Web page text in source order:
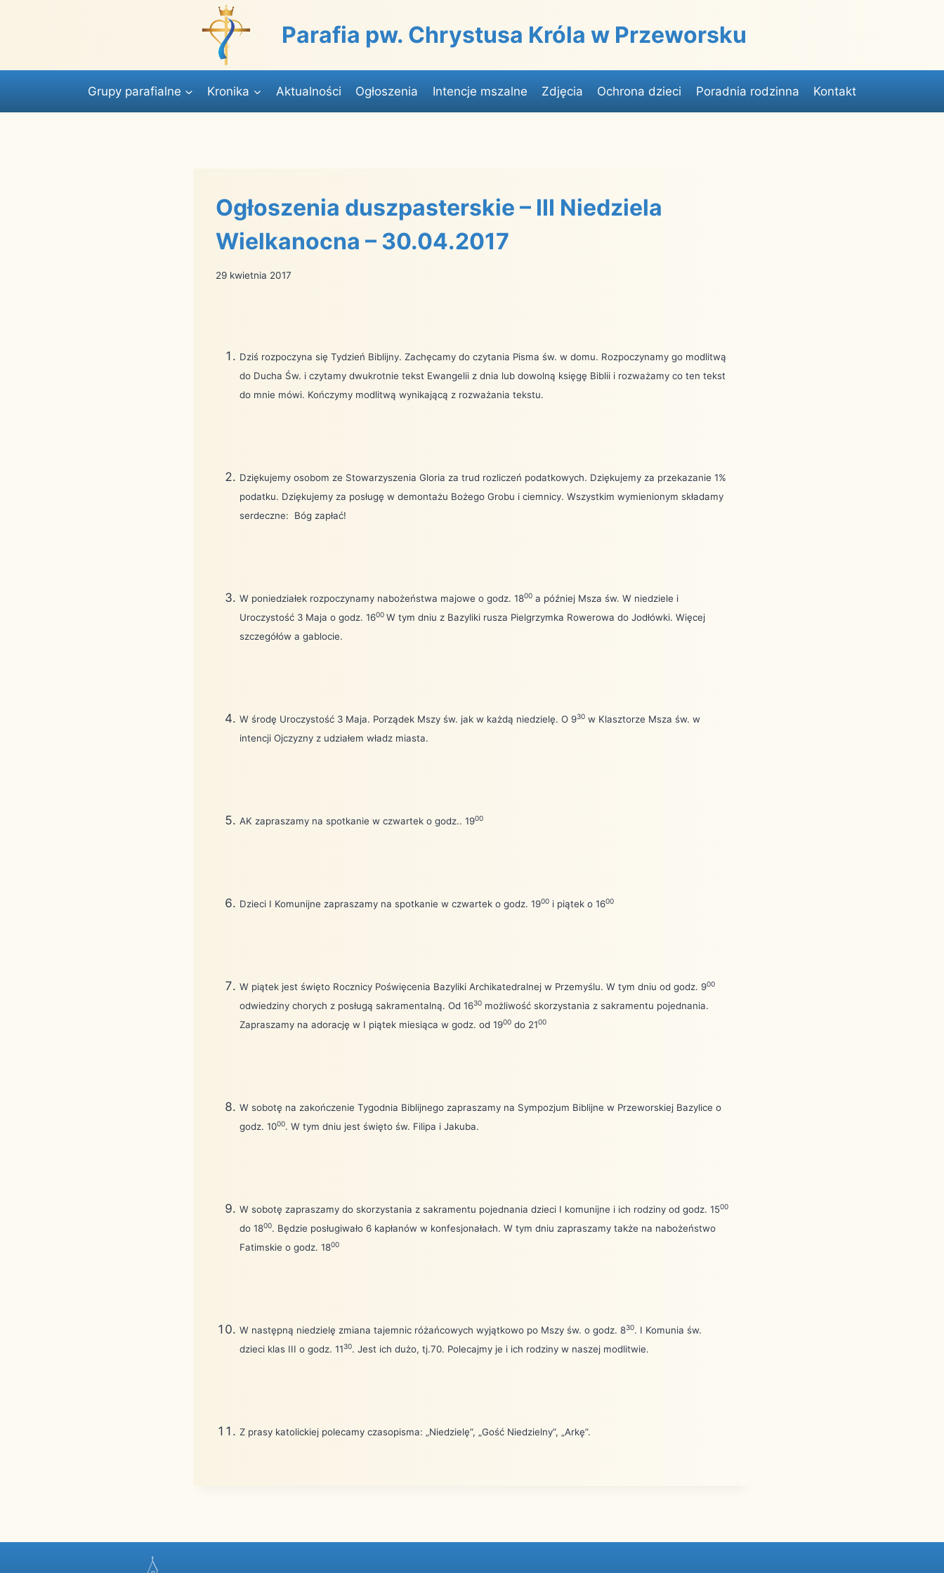
Parafia pw. Chrystusa Króla w Przeworsku
Grupy parafialne Kronika Aktualności Ogłoszenia Intencje mszalne Zdjęcia Ochrona dzieci Poradnia rodzinna Kontakt
Ogłoszenia duszpasterskie – III Niedziela
Wielkanocna – 30.04.2017
29 kwietnia 2017
Dziś rozpoczyna się Tydzień Biblijny. Zachęcamy do czytania Pisma św. w domu. Rozpoczynamy go modlitwą
do Ducha Św. i czytamy dwukrotnie tekst Ewangelii z dnia lub dowolną księgę Biblii i rozważamy co ten tekst
do mnie mówi. Kończymy modlitwą wynikającą z rozważania tekstu.
Dziękujemy osobom ze Stowarzyszenia Gloria za trud rozliczeń podatkowych. Dziękujemy za przekazanie 1%
podatku. Dziękujemy za posługę w demontażu Bożego Grobu i ciemnicy. Wszystkim wymienionym składamy
serdeczne:
Bóg zapłać!
W poniedziałek rozpoczynamy nabożeństwa majowe o godz. 1800 a później Msza św. W niedziele i
Uroczystość 3 Maja o godz. 1600 W tym dniu z Bazyliki rusza Pielgrzymka Rowerowa do Jodłówki. Więcej
szczegółów a gablocie.
W środę Uroczystość 3 Maja. Porządek Mszy św. jak w każdą niedzielę. O 930 w Klasztorze Msza św. w
intencji Ojczyzny z udziałem władz miasta.
AK zapraszamy na spotkanie w czwartek o godz.. 1900
Dzieci I Komunijne zapraszamy na spotkanie w czwartek o godz. 1900 i piątek o 1600
W piątek jest święto Rocznicy Poświęcenia Bazyliki Archikatedralnej w Przemyślu. W tym dniu od godz. 900
odwiedziny chorych z posługą sakramentalną. Od 1630 możliwość skorzystania z sakramentu pojednania.
Zapraszamy na adorację w I piątek miesiąca w godz. od 1900 do 2100
W sobotę na zakończenie Tygodnia Biblijnego zapraszamy na Sympozjum Biblijne w Przeworskiej Bazylice o
godz. 1000. W tym dniu jest święto św. Filipa i Jakuba.
W sobotę zapraszamy do skorzystania z sakramentu pojednania dzieci I komunijne i ich rodziny od godz. 1500
do 1800. Będzie posługiwało 6 kapłanów w konfesjonałach. W tym dniu zapraszamy także na nabożeństwo
Fatimskie o godz. 1800
W następną niedzielę zmiana tajemnic różańcowych wyjątkowo po Mszy św. o godz. 830. I Komunia św.
dzieci klas III o godz. 1130. Jest ich dużo, tj.70. Polecajmy je i ich rodziny w naszej modlitwie.
Z prasy katolickiej polecamy czasopisma: „Niedzielę”, „Gość Niedzielny”, „Arkę”.